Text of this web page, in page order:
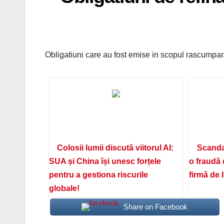
Obligatiuni care au fost emise in scopul
Colosii lumii discută viitorul AI:
SUA și China își unesc forțele
pentru a gestiona riscurile
globale!
o fraudă
firmă de
Share on Facebook